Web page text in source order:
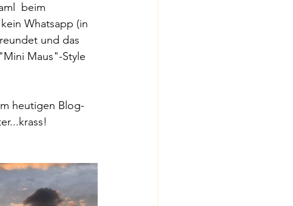
beim
Whatsapp (in
und das
Maus"-Style
heutigen Blog-